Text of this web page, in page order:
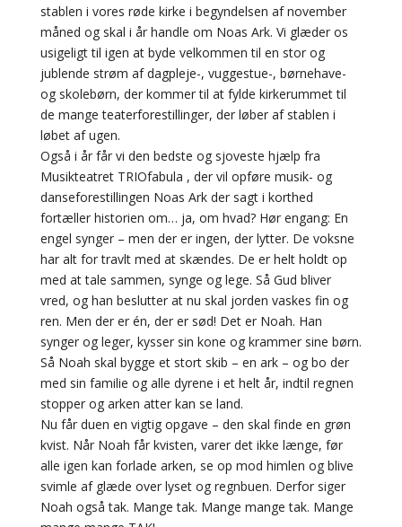
stablen i vores røde kirke i begyndelsen af november
måned og skal i år handle om Noas Ark. Vi glæder os
usigeligt til igen at byde velkommen til en stor og
jublende strøm af dagpleje-, vuggestue-, børnehave-
og skolebørn, der kommer til at fylde kirkerummet til
de mange teaterforestillinger, der løber af stablen i
løbet af ugen.
Også i år får vi den bedste og sjoveste hjælp fra
Musikteatret TRIOfabula , der vil opføre musik- og
danseforestillingen Noas Ark der sagt i korthed
fortæller historien om… ja, om hvad? Hør engang: En
engel synger – men der er ingen, der lytter. De voksne
har alt for travlt med at skændes. De er helt holdt op
med at tale sammen, synge og lege. Så Gud bliver
vred, og han beslutter at nu skal jorden vaskes fin og
ren. Men der er én, der er sød! Det er Noah. Han
synger og leger, kysser sin kone og krammer sine børn.
Så Noah skal bygge et stort skib – en ark – og bo der
med sin familie og alle dyrene i et helt år, indtil regnen
stopper og arken atter kan se land.
Nu får duen en vigtig opgave – den skal finde en grøn
kvist. Når Noah får kvisten, varer det ikke længe, før
alle igen kan forlade arken, se op mod himlen og blive
svimle af glæde over lyset og regnbuen. Derfor siger
Noah også tak. Mange tak. Mange mange tak. Mange